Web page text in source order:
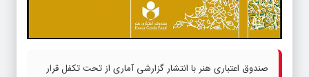
صندوق اعتباری هنر با انتشار گزارشی آماری از تحت تکفل قرار